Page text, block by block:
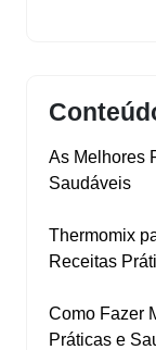
As Melhores
Saudáveis
Thermomix
Receitas
Como Fazer
Práticas e